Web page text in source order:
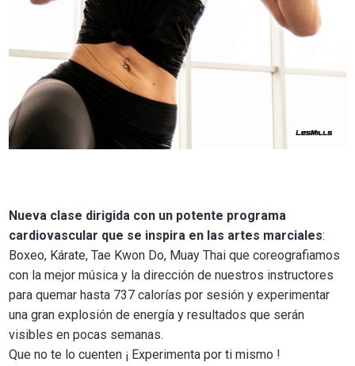
Nueva clase dirigida con un potente programa
cardiovascular que se inspira en las artes marciales:
Boxeo, Kárate, Tae Kwon Do, Muay Thai que coreografiamos
con la mejor música y la dirección de nuestros instructores
para quemar hasta 737 calorías por sesión y experimentar
una gran explosión de energía y resultados que serán
visibles en pocas semanas.
Que no te lo cuenten ¡ Experimenta por ti mismo !